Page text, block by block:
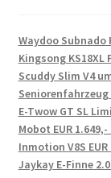
Waydoo Subnado
Kingsong KS18XL
Scuddy Slim V4
Seniorenfahrzeug
E-Twow GT SL
Mobot EUR
Inmotion V8S
Jaykay E-Finne